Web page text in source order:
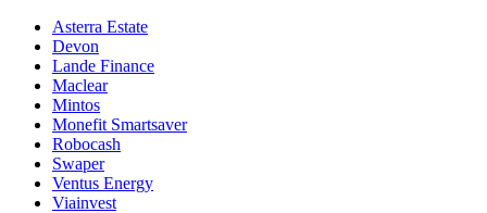
Asterra Estate
Devon
Lande Finance
Maclear
Mintos
Monefit Smartsaver
Robocash
Swaper
Ventus Energy
Viainvest